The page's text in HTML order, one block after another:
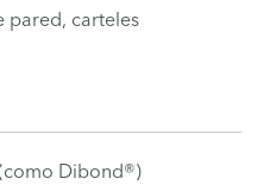
pared, carteles
Dibond®)